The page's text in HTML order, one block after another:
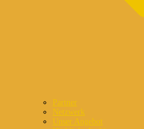
Partner
Netzwerk
Unser Angebot